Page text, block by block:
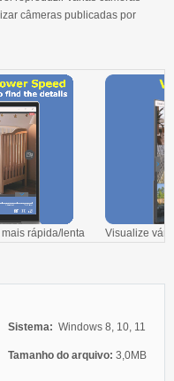
câmeras publicadas por
rápida/lenta Visualize
Sistema: Windows 8, 10, 11
Tamanho do arquivo: 3,0MB